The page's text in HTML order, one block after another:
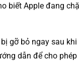
biết Apple đang
gỡ bỏ ngay sau
dẫn để cho